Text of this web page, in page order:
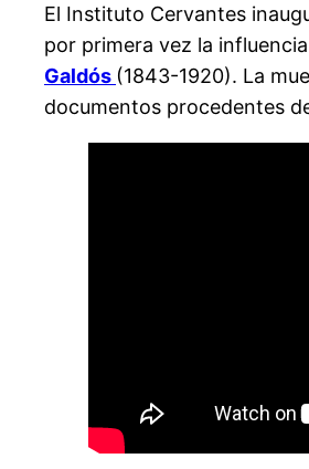
El Instituto Cervantes
por primera vez la
Galdós (1843-1920). La
documentos procedentes